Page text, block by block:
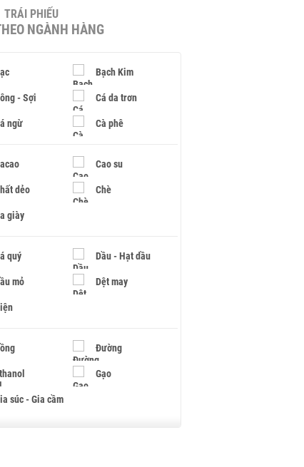
TRÁI PHIẾU
NGÀNH HÀNG
Bạch Kim
- Sợi Cá da trơn
ngừ Cà phê
Cao su
dẻo Chè
giày
quý Dầu - Hạt dầu
mỏ Dệt may
Đường
Gạo
súc - Gia cầm